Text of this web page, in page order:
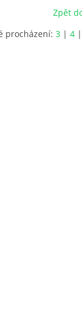
Zpět
procházení: 3 | 4 |